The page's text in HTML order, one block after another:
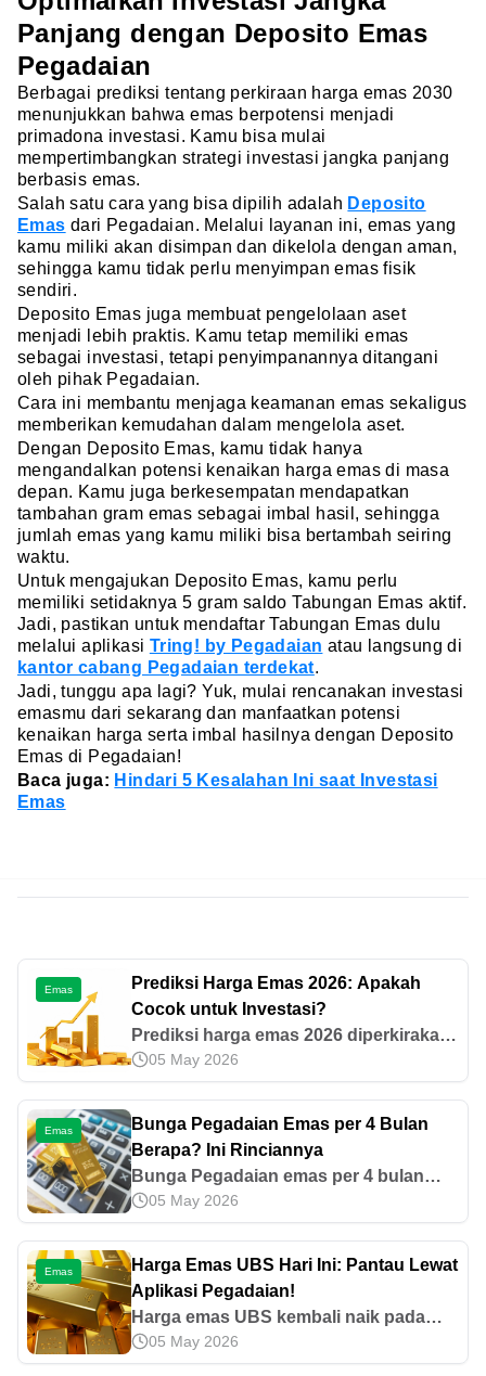
Panjang dengan Deposito Emas
Pegadaian
Berbagai prediksi tentang perkiraan harga emas 2030
menunjukkan bahwa emas berpotensi menjadi
primadona investasi. Kamu bisa mulai
mempertimbangkan strategi investasi jangka panjang
berbasis emas.
Salah satu cara yang bisa dipilih adalah Deposito
Emas dari Pegadaian. Melalui layanan ini, emas yang
kamu miliki akan disimpan dan dikelola dengan aman,
sehingga kamu tidak perlu menyimpan emas fisik
sendiri.
Deposito Emas juga membuat pengelolaan aset
menjadi lebih praktis. Kamu tetap memiliki emas
sebagai investasi, tetapi penyimpanannya ditangani
oleh pihak Pegadaian.
Cara ini membantu menjaga keamanan emas sekaligus
memberikan kemudahan dalam mengelola aset.
Dengan Deposito Emas, kamu tidak hanya
mengandalkan potensi kenaikan harga emas di masa
depan. Kamu juga berkesempatan mendapatkan
tambahan gram emas sebagai imbal hasil, sehingga
jumlah emas yang kamu miliki bisa bertambah seiring
waktu.
Untuk mengajukan Deposito Emas, kamu perlu
memiliki setidaknya 5 gram saldo Tabungan Emas aktif.
Jadi, pastikan untuk mendaftar Tabungan Emas dulu
melalui aplikasi Tring! by Pegadaian atau langsung di
kantor cabang Pegadaian terdekat.
Jadi, tunggu apa lagi? Yuk, mulai rencanakan investasi
emasmu dari sekarang dan manfaatkan potensi
kenaikan harga serta imbal hasilnya dengan Deposito
Emas di Pegadaian!
Baca juga: Hindari 5 Kesalahan Ini saat Investasi
Emas
Emas
Prediksi Harga Emas 2026: Apakah
Cocok untuk Investasi?
Prediksi harga emas 2026 diperkirakan
terus naik hingga USD 5.000 per troy
ons. Simak analisis tren, faktor
pengaruh, dan strategi investasinya di
sini.
05 May 2026
Emas
Bunga Pegadaian Emas per 4 Bulan
Berapa? Ini Rinciannya
Bunga Pegadaian emas per 4 bulan
dihitung berdasarkan nilai pinjaman
dan jangka waktu gadai, dengan
periode per 15 hari. Cek rincian dan
simulasinya di sini!
05 May 2026
Emas
Harga Emas UBS Hari Ini: Pantau Lewat
Aplikasi Pegadaian!
Harga emas UBS kembali naik pada
April 2026. Cek harga mulai 0,5 gram
hingga 500 gram serta faktor kenaikan
05 May 2026